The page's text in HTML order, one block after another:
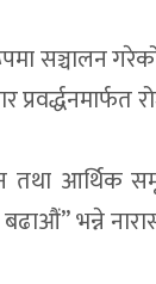
सञ्चालन
तथा आर्थिक
भन्ने